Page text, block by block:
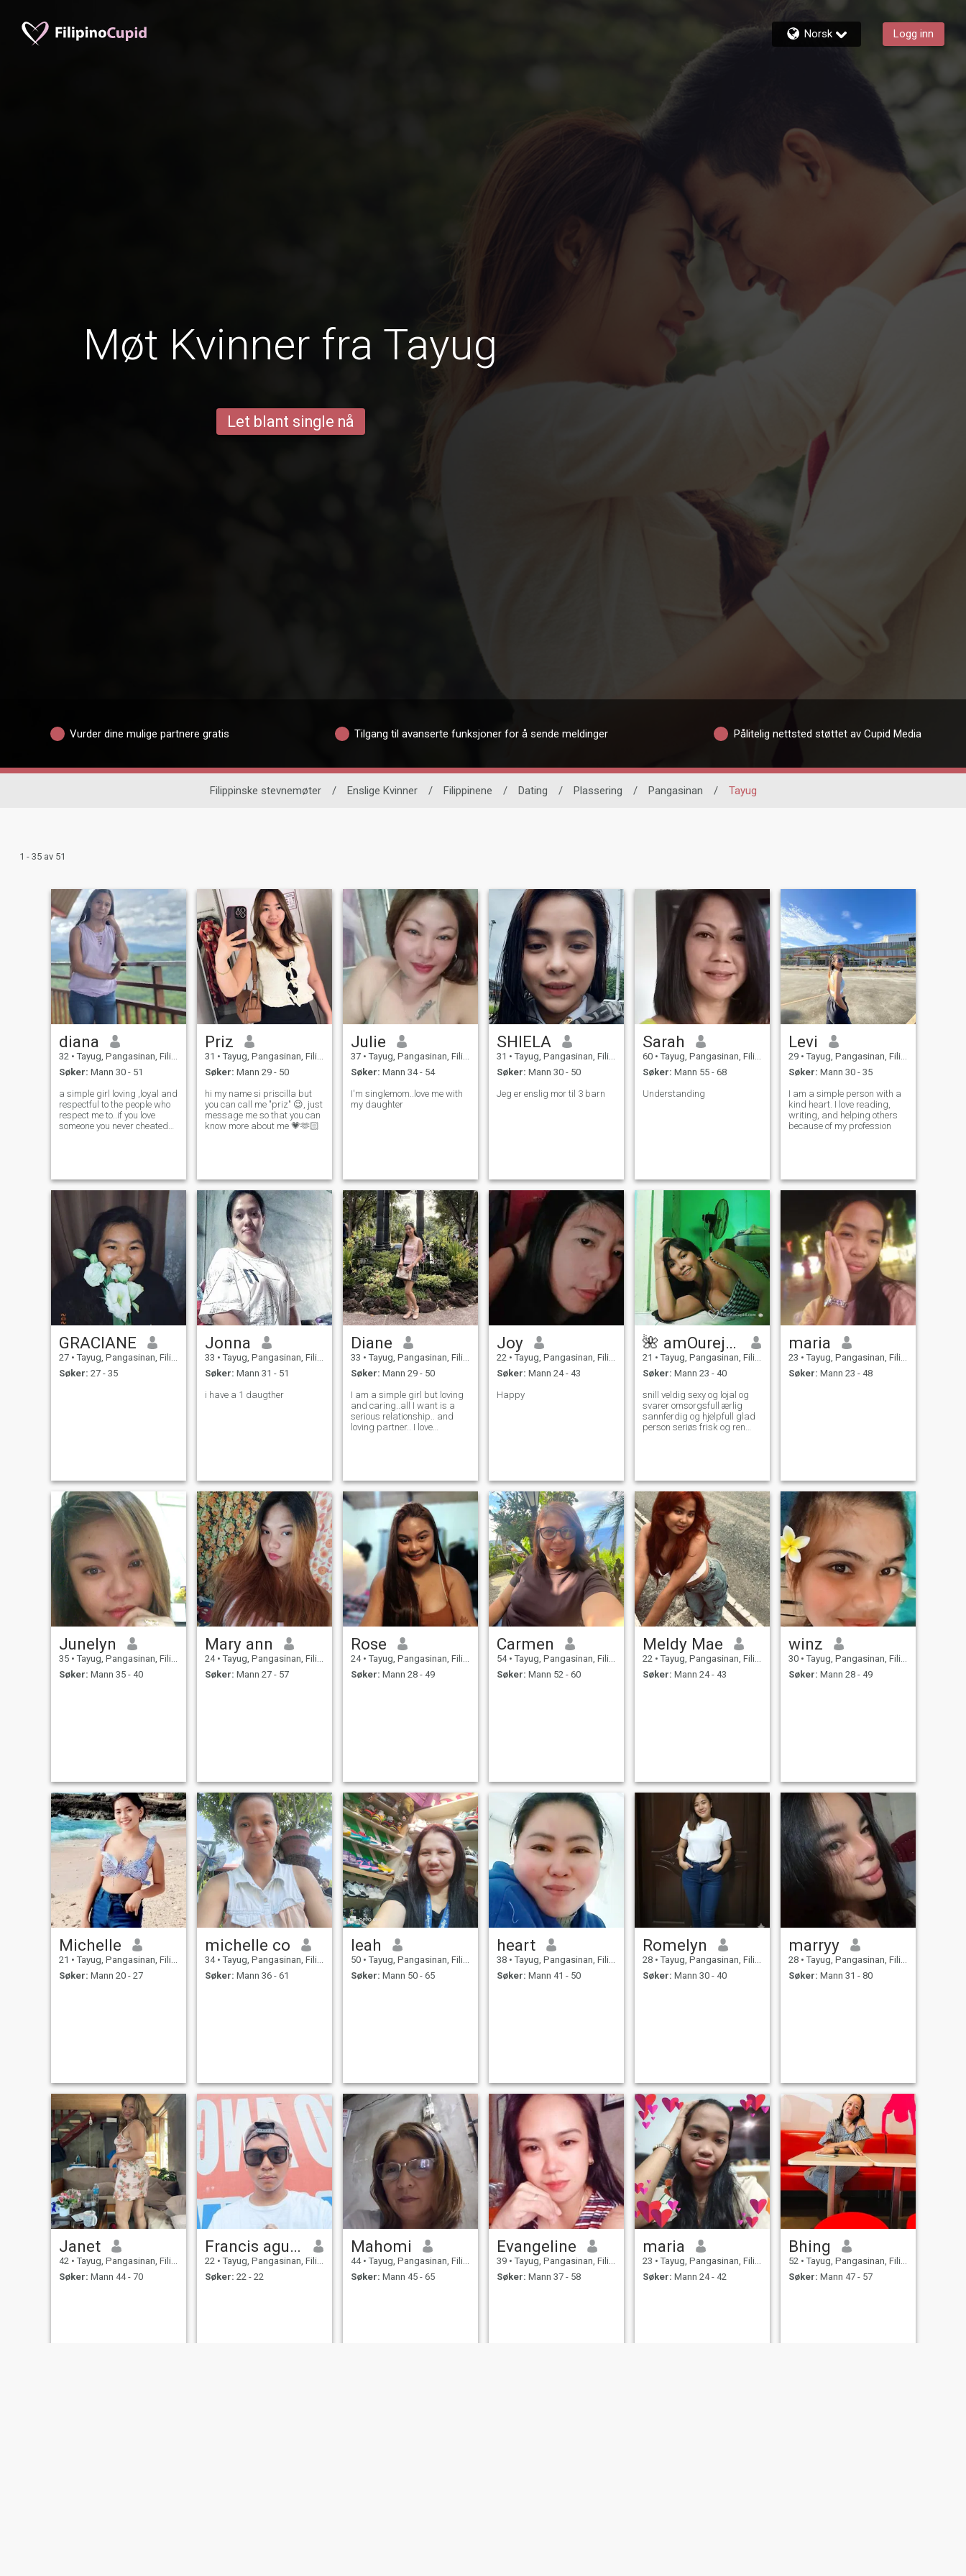
Norsk Logg inn
Møt Kvinner fra Tayug
Let blant single nå
Vurder dine mulige partnere gratis Tilgang til avanserte funksjoner for å sende meldinger Pålitelig nettsted støttet av Cupid Media
Filippinske stevnemøter / Enslige Kvinner / Filippinene / Dating / Plassering / Pangasinan / Tayug
1 - 35 av 51
diana
32 • Tayug, Pangasinan, Filippinene
Søker: Mann 30 - 51
a simple girl loving ,loyal and
respectful to the people who
respect me to..if you love
someone you never cheated
Priz
31 • Tayug, Pangasinan, Filippinene
Søker: Mann 29 - 50
hi my name si priscilla but
you can call me "priz" 😉, just
message me so that you can
know more about me 💗🫶🏻
Julie
37 • Tayug, Pangasinan, Filippinene
Søker: Mann 34 - 54
I'm singlemom..love me with
my daughter
SHIELA
31 • Tayug, Pangasinan, Filippinene
Søker: Mann 30 - 50
Jeg er enslig mor til 3 barn
Sarah
60 • Tayug, Pangasinan, Filippinene
Søker: Mann 55 - 68
Understanding
Levi
29 • Tayug, Pangasinan, Filippinene
Søker: Mann 30 - 35
I am a simple person with a
kind heart. I love reading,
writing, and helping others
because of my profession
GRACIANE
27 • Tayug, Pangasinan, Filippinene
Søker: 27 - 35
Jonna
33 • Tayug, Pangasinan, Filippinene
Søker: Mann 31 - 51
i have a 1 daugther
Diane
33 • Tayug, Pangasinan, Filippinene
Søker: Mann 29 - 50
I am a simple girl but loving
and caring..all I want is a
serious relationship.. and
loving partner.. I love
Joy
22 • Tayug, Pangasinan, Filippinene
Søker: Mann 24 - 43
Happy
🌺 amOurejoyz
21 • Tayug, Pangasinan, Filippinene
Søker: Mann 23 - 40
snill veldig sexy og lojal og
svarer omsorgsfull ærlig
sannferdig og hjelpfull glad
person seriøs frisk og ren
maria
23 • Tayug, Pangasinan, Filippinene
Søker: Mann 23 - 48
Junelyn
35 • Tayug, Pangasinan, Filippinene
Søker: Mann 35 - 40
Mary ann
24 • Tayug, Pangasinan, Filippinene
Søker: Mann 27 - 57
Rose
24 • Tayug, Pangasinan, Filippinene
Søker: Mann 28 - 49
Carmen
54 • Tayug, Pangasinan, Filippinene
Søker: Mann 52 - 60
Meldy Mae
22 • Tayug, Pangasinan, Filippinene
Søker: Mann 24 - 43
winz
30 • Tayug, Pangasinan, Filippinene
Søker: Mann 28 - 49
Michelle
21 • Tayug, Pangasinan, Filippinene
Søker: Mann 20 - 27
michelle co
34 • Tayug, Pangasinan, Filippinene
Søker: Mann 36 - 61
leah
50 • Tayug, Pangasinan, Filippinene
Søker: Mann 50 - 65
heart
38 • Tayug, Pangasinan, Filippinene
Søker: Mann 41 - 50
Romelyn
28 • Tayug, Pangasinan, Filippinene
Søker: Mann 30 - 40
marryy
28 • Tayug, Pangasinan, Filippinene
Søker: Mann 31 - 80
Janet
42 • Tayug, Pangasinan, Filippinene
Søker: Mann 44 - 70
Francis agustin
22 • Tayug, Pangasinan, Filippinene
Søker: 22 - 22
Mahomi
44 • Tayug, Pangasinan, Filippinene
Søker: Mann 45 - 65
Evangeline
39 • Tayug, Pangasinan, Filippinene
Søker: Mann 37 - 58
maria
23 • Tayug, Pangasinan, Filippinene
Søker: Mann 24 - 42
Bhing
52 • Tayug, Pangasinan, Filippinene
Søker: Mann 47 - 57